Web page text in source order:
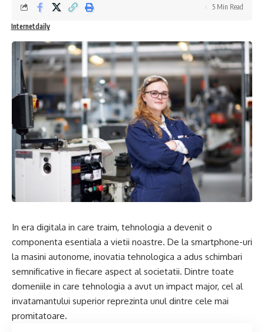
Internetdaily
5 Min Read
In era digitala in care traim, tehnologia a devenit o
componenta esentiala a vietii noastre. De la smartphone-uri
la masini autonome, inovatia tehnologica a adus schimbari
semnificative in fiecare aspect al societatii. Dintre toate
domeniile in care tehnologia a avut un impact major, cel al
invatamantului superior reprezinta unul dintre cele mai
promitatoare.